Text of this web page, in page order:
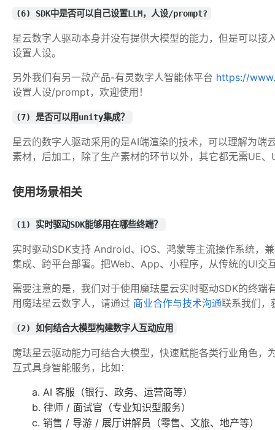
(6) SDK中是否可以自己设置LLM，人设/prompt?
星云数字人驱动本身并没有提供大模型的能力，但是可以接
设置人设。
另外我们有另一款产品-有灵数字人智能体平台 https://
设置人设/prompt，欢迎使用！
(7) 是否可以用unity集成？
星云的数字人驱动采用的是AI端渲染的技术，可以理解为端
素材，后加工，除了生产素材的环节以外，其它都无需UE
使用场景相关
(1) 实时驱动SDK能够用在哪些终端？
实时驱动SDK支持 Android、iOS、鸿蒙等主流操作系统，
集成、跨平台部署。把Web、App、小程序，从传统的UI交
需要注意的是，我们对于使用魔珐星云实时驱动SDK的终
用魔珐星云数字人，请通过 商业合作与技术沟通联系我们，
(2) 如何结合大模型构建数字人互动应用
魔珐星云驱动能力可结合大模型，快速赋能各类行业角色，
互式具身智能服务，比如：
a. AI 客服（银行、政务、运营商等）
b. 律师 / 面试官（专业知识型服务）
c. 销售 / 导游 / 展厅讲解员（零售、文旅、地产等）